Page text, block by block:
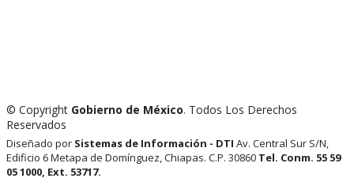
© Copyright Gobierno de México. Todos Los Derechos
Reservados
Diseñado por Sistemas de Información - DTI Av. Central Sur S/N,
Edificio 6 Metapa de Domínguez, Chiapas. C.P. 30860 Tel. Conm. 55 59
05 1000, Ext. 53717.